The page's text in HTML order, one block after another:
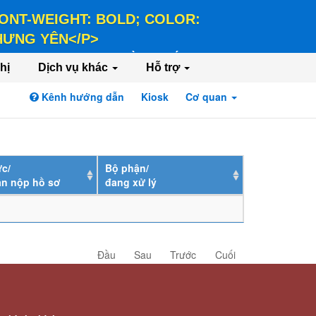
WEIGHT: BOLD; COLOR:
YÊN</P>
COLOR: #FFEE58;">HÀNH CHÍNH PHỤC
Dịch vụ khác Hỗ trợ
Kênh hướng dẫn Kiosk Cơ quan
nộp hồ sơ
Bộ phận/
đang xử lý
Đầu Sau Trước Cuối